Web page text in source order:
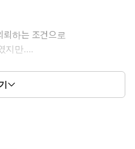
뢰하는 조건으로
지만….
이 없어도 알지?”